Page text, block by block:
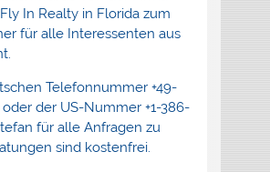
In Realty in Florida zum
für alle Interessenten aus
Telefonnummer +49-
der US-Nummer +1-386-
für alle Anfragen zu
sind kostenfrei.